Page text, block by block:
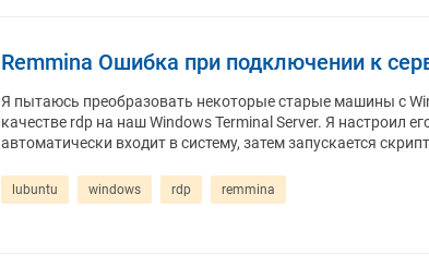
Remmina Ошибка при подключении к
Я пытаюсь преобразовать некоторые старые машины с
качестве rdp на наш Windows Terminal Server. Я настроил
автоматически входит в систему, затем запускается
lubuntu windows rdp remmina